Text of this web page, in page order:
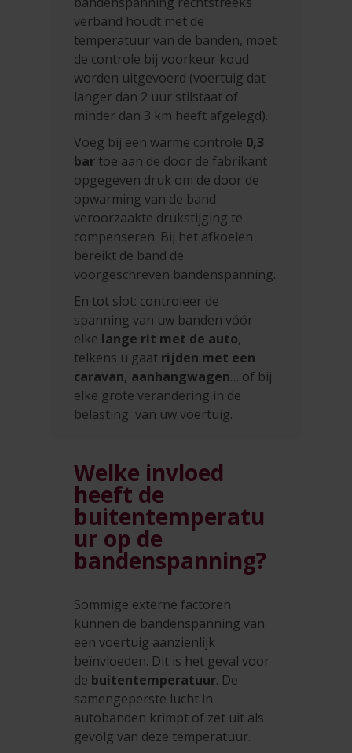
verband houdt met de
temperatuur van de banden, moet
de controle bij voorkeur koud
worden uitgevoerd (voertuig dat
langer dan 2 uur stilstaat of
minder dan 3 km heeft afgelegd).
Voeg bij een warme controle 0,3
bar toe aan de door de fabrikant
opgegeven druk om de door de
opwarming van de band
veroorzaakte drukstijging te
compenseren. Bij het afkoelen
bereikt de band de
voorgeschreven bandenspanning.
En tot slot: controleer de
spanning van uw banden vóór
elke lange rit met de auto,
telkens u gaat rijden met een
caravan, aanhangwagen… of bij
elke grote verandering in de
belasting van uw voertuig.
Welke invloed
heeft de
buitentemperatu
ur op de
bandenspanning?
Sommige externe factoren
kunnen de bandenspanning van
een voertuig aanzienlijk
beïnvloeden. Dit is het geval voor
de buitentemperatuur. De
samengeperste lucht in
autobanden krimpt of zet uit als
gevolg van deze temperatuur.